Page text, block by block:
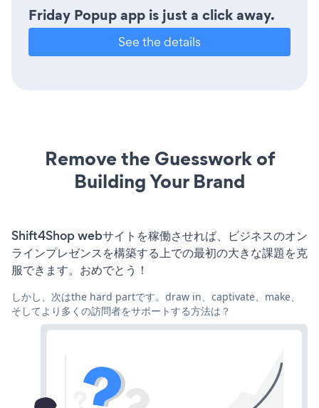
Friday Popup app is just a click away.
See the details
Remove the Guesswork of
Building Your Brand
Shift4Shop webサイトを稼働させれば、ビジネスのオン
ラインプレゼンスを構築する上での最初の大きな課題を克
服できます。おめでとう！
しかし、次はthe hard partです。draw in、captivate、make、
そしてより多くの訪問者をサポートする方法は？